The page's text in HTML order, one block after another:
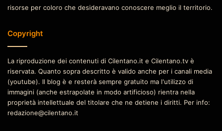
risorse per coloro che desideravano conoscere meglio il territorio.
Copyright
La riproduzione dei contenuti di Cilentano.it e Cilentano.tv è
riservata. Quanto sopra descritto è valido anche per i canali media
(youtube). Il blog è e resterà sempre gratuito ma l'utilizzo di
immagini (anche estrapolate in modo artificioso) rientra nella
proprietà intellettuale del titolare che ne detiene i diritti. Per info:
redazione@cilentano.it